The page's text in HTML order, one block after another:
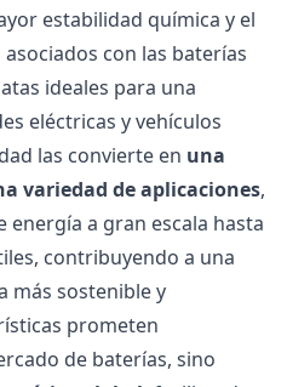
estabilidad química y el
con las baterías
ideales para una
eléctricas y vehículos
las convierte en una
variedad de aplicaciones,
energía a gran escala hasta
contribuyendo a una
más sostenible y
prometen
de baterías, sino